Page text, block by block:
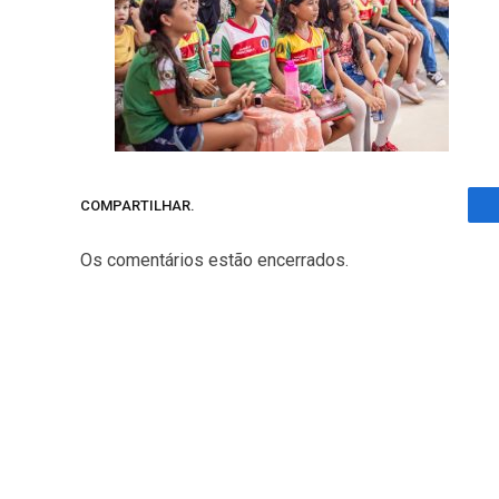
COMPARTILHAR.
Os comentários estão encerrados.